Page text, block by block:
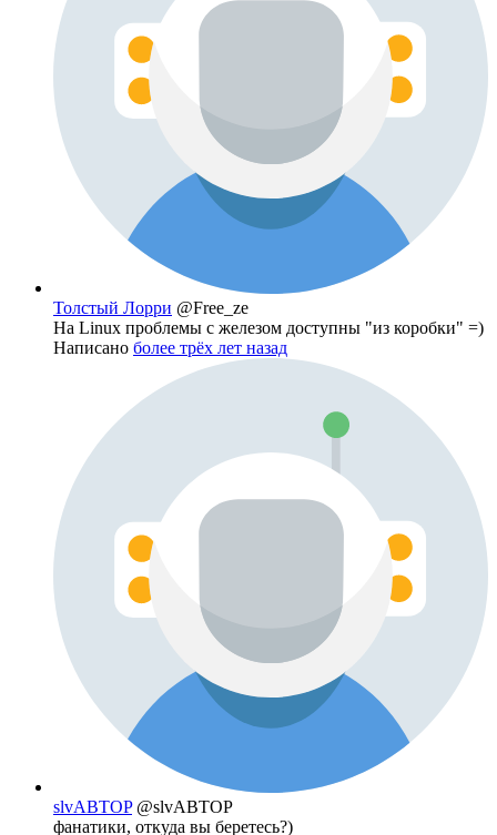
Толстый Лорри @Free_ze
На Linux проблемы с железом доступны "из коробки" =)
Написано более трёх лет назад
slvABTOP @slvABTOP
фанатики, откуда вы беретесь?)